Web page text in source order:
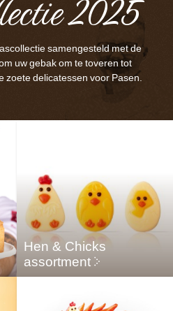
samengesteld met de
uw gebak om te toveren tot
zoete delicatessen voor Pasen.
Hen & Chicks
assortment